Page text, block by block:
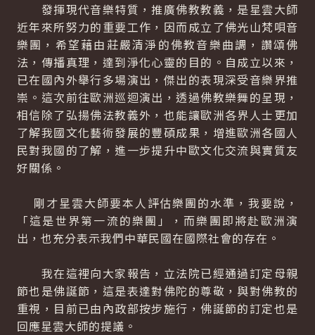
發揮現代音樂特質，推廣佛教教義，是星雲大師
近年來所努力的重要工作，因而成立了佛光山梵唄音
樂團，希望藉由莊嚴清淨的佛教音樂曲調，讚頌佛
法，傳播真理，達到淨化心靈的目的。自成立以來，
已在國內外舉行多場演出，傑出的表現深受音樂界推
崇。這次前往歐洲巡迴演出，透過佛教樂舞的呈現，
相信除了弘揚佛法教義外，也能讓歐洲各界人士更加
了解我國文化藝術發展的豐碩成果，增進歐洲各國人
民對我國的了解，進一步提升中歐文化交流與實質友
好關係。
剛才星雲大師要本人評估樂團的水準，我要說，
「這是世界第一流的樂團」，而樂團即將赴歐洲演
出，也充分表示我們中華民國在國際社會的存在。
我在這裡向大家報告，立法院已經通過訂定母親
節也是佛誕節，這是表達對佛陀的尊敬，與對佛教的
重視，目前已由內政部按步施行，佛誕節的訂定也是
回應星雲大師的提議。